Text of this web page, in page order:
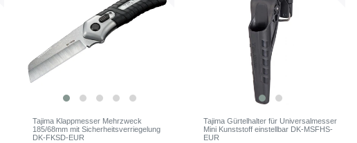
Tajima Klappmesser Mehrzweck
185/68mm mit Sicherheitsverriegelung
DK-FKSD-EUR
Tajima Gürtelhalter für Universalmesser
Mini Kunststoff einstellbar DK-MSFHS-
EUR